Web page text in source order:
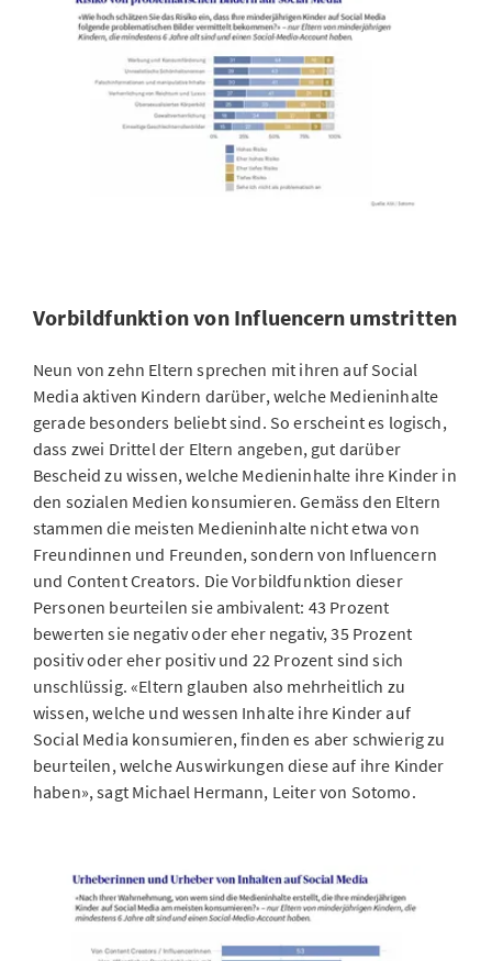
Vorbildfunktion von Influencern umstritten
Neun von zehn Eltern sprechen mit ihren auf Social
Media aktiven Kindern darüber, welche Medieninhalte
gerade besonders beliebt sind. So erscheint es logisch,
dass zwei Drittel der Eltern angeben, gut darüber
Bescheid zu wissen, welche Medieninhalte ihre Kinder in
den sozialen Medien konsumieren. Gemäss den Eltern
stammen die meisten Medieninhalte nicht etwa von
Freundinnen und Freunden, sondern von Influencern
und Content Creators. Die Vorbildfunktion dieser
Personen beurteilen sie ambivalent: 43 Prozent
bewerten sie negativ oder eher negativ, 35 Prozent
positiv oder eher positiv und 22 Prozent sind sich
unschlüssig. «Eltern glauben also mehrheitlich zu
wissen, welche und wessen Inhalte ihre Kinder auf
Social Media konsumieren, finden es aber schwierig zu
beurteilen, welche Auswirkungen diese auf ihre Kinder
haben», sagt Michael Hermann, Leiter von Sotomo.